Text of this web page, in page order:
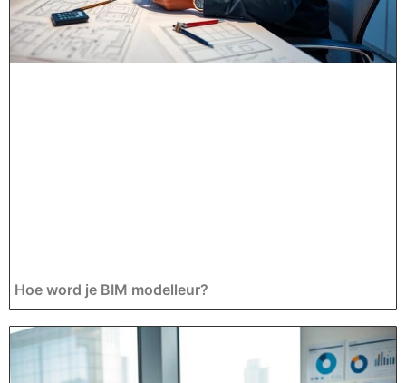
Hoe word je BIM modelleur?